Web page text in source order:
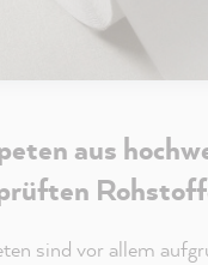
aus
sind vor allem